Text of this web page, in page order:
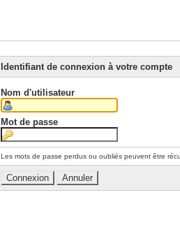
Identifiant de connexion à votre compte
Nom d'utilisateur
Mot de passe
Les mots de passe perdus ou oubliés peuvent être